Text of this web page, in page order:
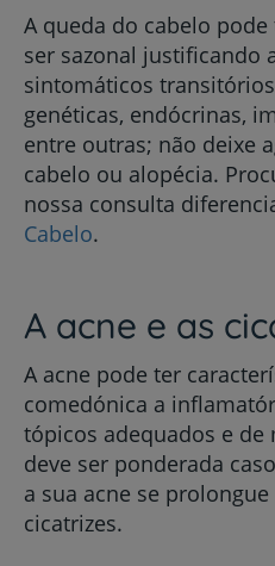
A queda do cabelo
ser sazonal justificando
sintomáticos
genéticas, endócrinas,
entre outras; não deixe
cabelo ou alopécia.
nossa consulta
Cabelo.
A acne e as
A acne pode ter
comedónica a
tópicos adequados e de
deve ser ponderada
a sua acne se
cicatrizes.